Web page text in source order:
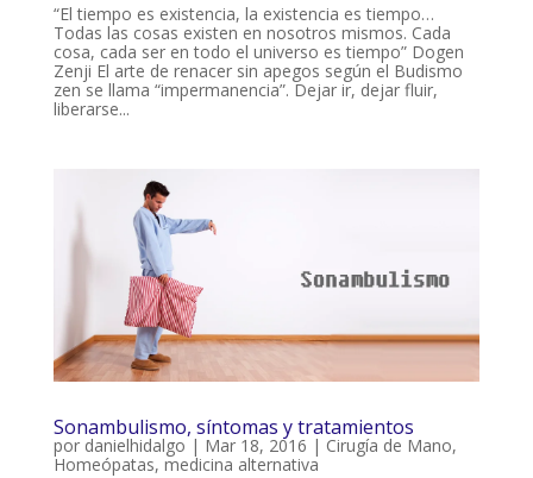
“El tiempo es existencia, la existencia es tiempo…
Todas las cosas existen en nosotros mismos. Cada
cosa, cada ser en todo el universo es tiempo” Dogen
Zenji El arte de renacer sin apegos según el Budismo
zen se llama “impermanencia”. Dejar ir, dejar fluir,
liberarse...
Sonambulismo, síntomas y tratamientos
por danielhidalgo | Mar 18, 2016 | Cirugía de Mano,
Homeópatas, medicina alternativa